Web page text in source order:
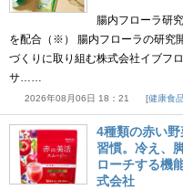
腸内フローラ研
を配合（※） 腸内フローラの研究
づくりに取り組む株式会社イブフ
サ……
2026年08月06日 18：21 健康食
4種類の赤い
習慣。冷え、
ローチする機
式会社